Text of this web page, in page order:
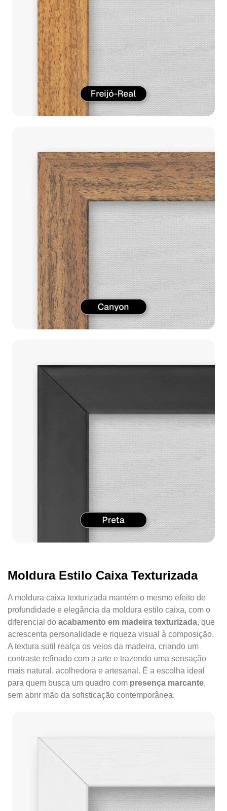
Moldura Estilo Caixa Texturizada
A moldura caixa texturizada mantém o mesmo efeito de
profundidade e elegância da moldura estilo caixa, com o
diferencial do acabamento em madeira texturizada, que
acrescenta personalidade e riqueza visual à composição.
A textura sutil realça os veios da madeira, criando um
contraste refinado com a arte e trazendo uma sensação
mais natural, acolhedora e artesanal. É a escolha ideal
para quem busca um quadro com presença marcante,
sem abrir mão da sofisticação contemporânea.